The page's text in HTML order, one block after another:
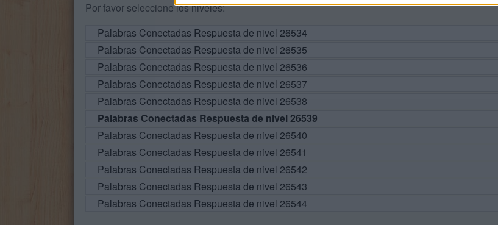
Por favor seleccione los niveles:
Palabras Conectadas Respuesta de nivel 26534
Palabras Conectadas Respuesta de nivel 26535
Palabras Conectadas Respuesta de nivel 26536
Palabras Conectadas Respuesta de nivel 26537
Palabras Conectadas Respuesta de nivel 26538
Palabras Conectadas Respuesta de nivel 26539
Palabras Conectadas Respuesta de nivel 26540
Palabras Conectadas Respuesta de nivel 26541
Palabras Conectadas Respuesta de nivel 26542
Palabras Conectadas Respuesta de nivel 26543
Palabras Conectadas Respuesta de nivel 26544